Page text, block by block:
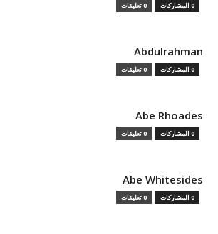
0 المشاركات 0 تعليقات
Abdulrahman
0 المشاركات 0 تعليقات
Abe Rhoades
0 المشاركات 0 تعليقات
Abe Whitesides
0 المشاركات 0 تعليقات